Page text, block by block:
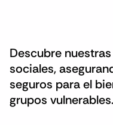
Descubre
sociales,
seguros para el
grupos vulnerables.